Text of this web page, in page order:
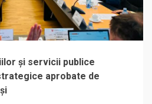
și servicii publice
aprobate de